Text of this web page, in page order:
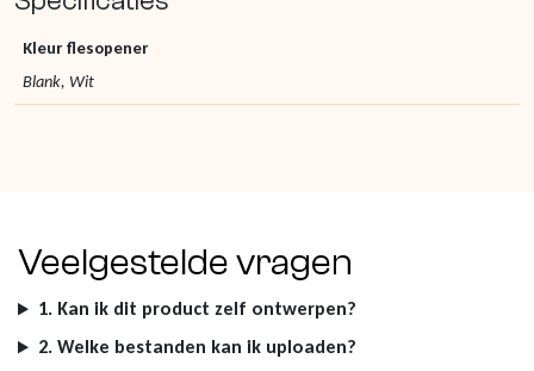
Kleur flesopener
Blank, Wit
Veelgestelde vragen
1. Kan ik dit product zelf ontwerpen?
2. Welke bestanden kan ik uploaden?